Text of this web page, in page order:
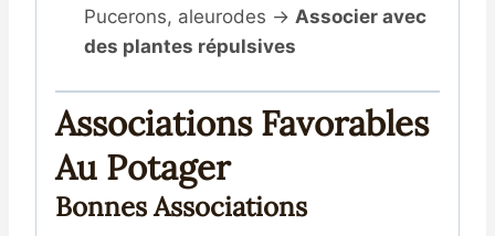
Pucerons, aleurodes → Associer avec
des plantes répulsives
Associations Favorables
Au Potager
Bonnes Associations